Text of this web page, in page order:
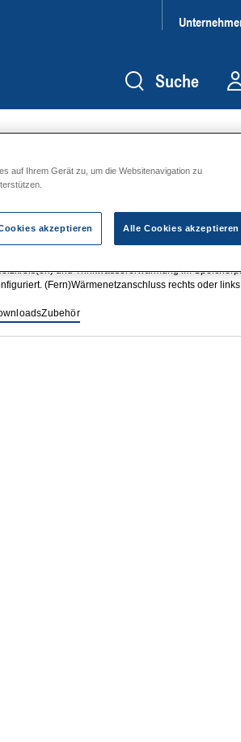
Suche
mit TWE DS
und Trinkwassererwärmung im
(Fern)Wärmenetzanschluss rechts oder
Zubehör
auf Ihrem Gerät zu, um die Websitenavigation zu
akzeptieren Alle Cookies akzeptieren